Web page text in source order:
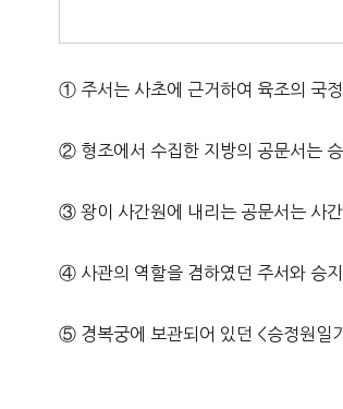
① 주서는 사초에 근거하여 육조의 국
② 형조에서 수집한 지방의 공문서는
③ 왕이 사간원에 내리는 공문서는 사
④ 사관의 역할을 겸하였던 주서와 승
⑤ 경복궁에 보관되어 있던 <승정원일